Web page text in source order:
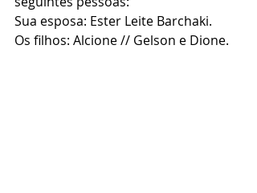
Sua esposa: Ester Leite Barchaki.
Os filhos: Alcione // Gelson e Dione.